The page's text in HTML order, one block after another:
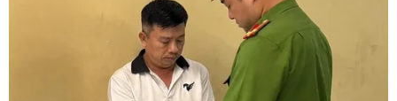
Bộ trưởng Quốc phòng Ukraine xác nhận từ